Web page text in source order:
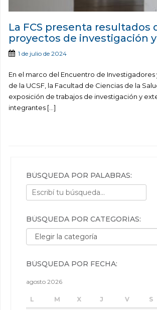
La FCS presenta resultados
proyectos de investigación
1 de julio de 2024
En el marco del Encuentro de Investigadores
de la UCSF, la Facultad de Ciencias de la
exposición de trabajos de investigación y
integrantes […]
BÚSQUEDA POR PALABRAS:
BÚSQUEDA POR CATEGORÍAS:
Búsqueda por categorías:
BÚSQUEDA POR FECHA:
agosto 2026
L M X J V S